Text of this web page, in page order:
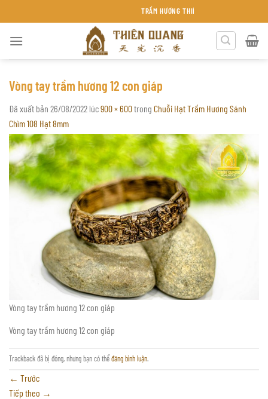
đến
TRẦM HƯƠNG THIÊN QUANG KHÁNH HÒA
Vòng tay trầm hương 12 con giáp
Đã xuất bản 26/08/2022 lúc900 × 600trong Chuỗi Hạt Trầm Hương Sánh
Chìm 108 Hạt 8mm
Vòng tay trầm hương 12 con giáp
Vòng tay trầm hương 12 con giáp
Trackback đã bị đóng, nhưng bạn có thểđăng bình luận.
← Trước
Tiếp theo →